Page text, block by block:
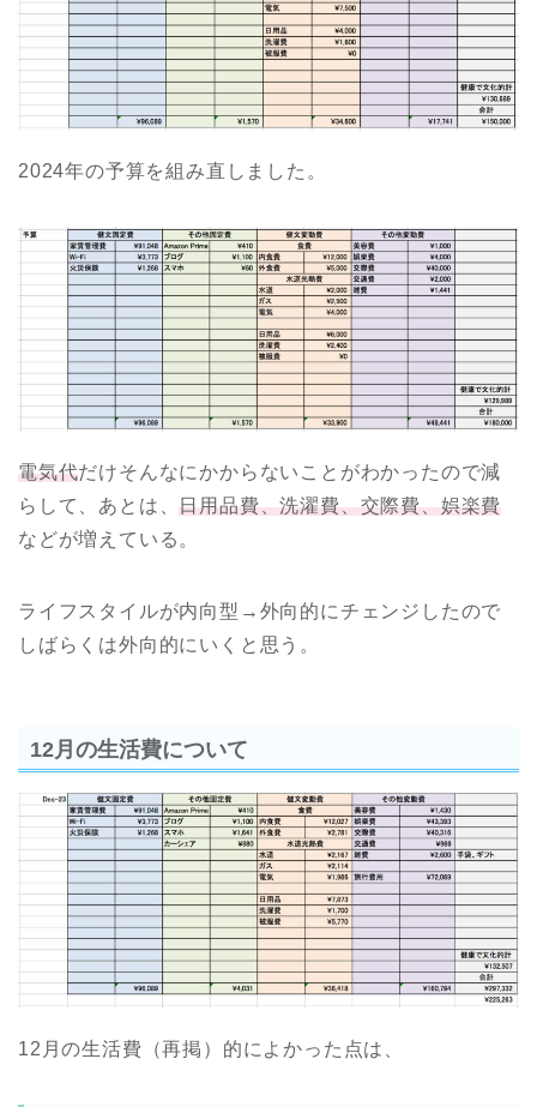
2024年の予算を組み直しました。
電気代だけそんなにかからないことがわかったので減
らして、あとは、日用品費、洗濯費、交際費、娯楽費
などが増えている。
ライフスタイルが内向型→外向的にチェンジしたので
しばらくは外向的にいくと思う。
12月の生活費について
12月の生活費（再掲）的によかった点は、